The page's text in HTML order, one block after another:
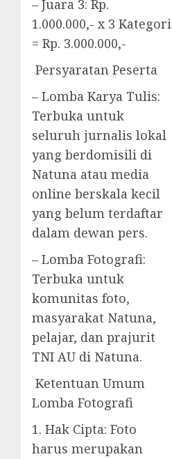
– Juara 3: Rp.
1.000.000,- x 3 Kategori
= Rp. 3.000.000,-
Persyaratan Peserta
– Lomba Karya Tulis:
Terbuka untuk
seluruh jurnalis lokal
yang berdomisili di
Natuna atau media
online berskala kecil
yang belum terdaftar
dalam dewan pers.
– Lomba Fotografi:
Terbuka untuk
komunitas foto,
masyarakat Natuna,
pelajar, dan prajurit
TNI AU di Natuna.
Ketentuan Umum
Lomba Fotografi
1. Hak Cipta: Foto
harus merupakan